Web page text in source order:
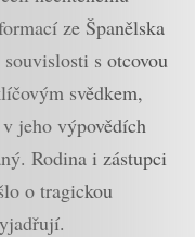
ze Španělska
s otcovou
svědkem,
jeho výpovědích
Rodina i zástupci
o tragickou